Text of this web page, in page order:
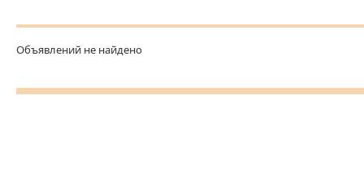
Объявлений не найдено